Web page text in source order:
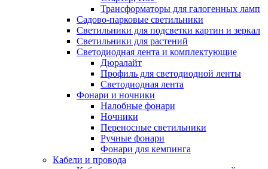
Трансформаторы для галогенных ламп
Садово-парковые светильники
Светильники для подсветки картин и зеркал
Светильники для растений
Светодиодная лента и комплектующие
Дюралайт
Профиль для светодиодной ленты
Светодиодная лента
Фонари и ночники
Налобные фонари
Ночники
Переносные светильники
Ручные фонари
Фонари для кемпинга
Кабели и провода